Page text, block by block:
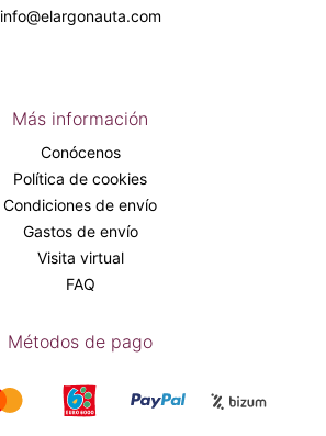
info@elargonauta.com
Más información
Conócenos
Política de cookies
Condiciones de envío
Gastos de envío
Visita virtual
FAQ
Métodos de pago